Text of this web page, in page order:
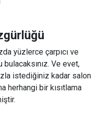
yüzlerce çarpıcı ve
Ve evet,
istediğiniz kadar salon
herhangi bir kısıtlama